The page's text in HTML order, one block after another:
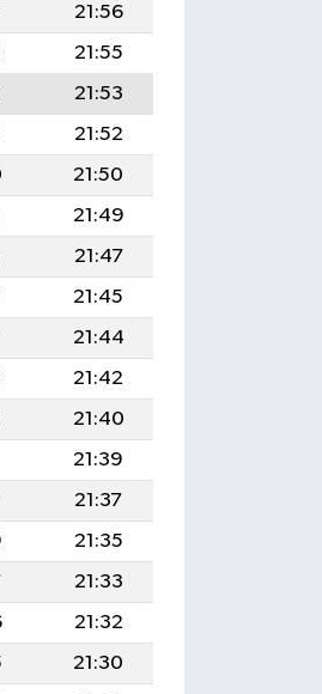
21:56
21:55
21:53
21:52
21:50
21:49
21:47
21:45
21:44
21:42
21:40
21:39
21:37
21:35
21:33
21:32
21:30